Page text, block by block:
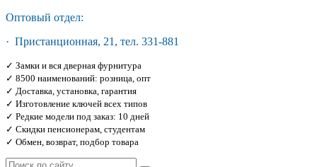
Оптовый отдел:
· Пристанционная, 21, тел. 331-881
✓ Замки и вся дверная фурнитура
✓ 8500 наименований: розница, опт
✓ Доставка, установка, гарантия
✓ Изготовление ключей всех типов
✓ Редкие модели под заказ: 10 дней
✓ Скидки пенсионерам, студентам
✓ Обмен, возврат, подбор товара